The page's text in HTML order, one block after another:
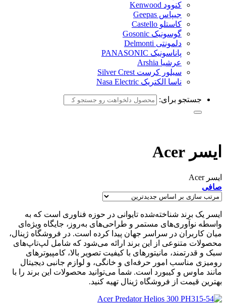
کنوود Kenwood
جیپاس Geepas
کاستلو Castello
گوسونیک Gosonic
دلمونتی Delmonti
پاناسونیک PANASONIC
عرشیا Arshia
سیلور کرست Silver Crest
ناسا الکتریک Nasa Electric
جستجو برای:
ایسر Acer
ایسر Acer
صافی
ایسر یک برند شناخته‌شده تایوانی در حوزه فناوری است که به
واسطه نوآوری‌های مستمر و طراحی‌های به‌روز، جایگاه ویژه‌ای
میان کاربران در سراسر جهان پیدا کرده است. در فروشگاه ژینال،
محصولات متنوعی از این برند ارائه می‌شود که شامل لپ‌تاپ‌های
سبک و قدرتمند، مانیتورهای با کیفیت تصویر بالا، کامپیوترهای
رومیزی مناسب امور حرفه‌ای و خانگی، و لوازم جانبی دیجیتال
مانند ماوس و کیبورد است. شما می‌توانید محصولات این برند را با
بهترین قیمت از فروشگاه ژینال تهیه کنید.